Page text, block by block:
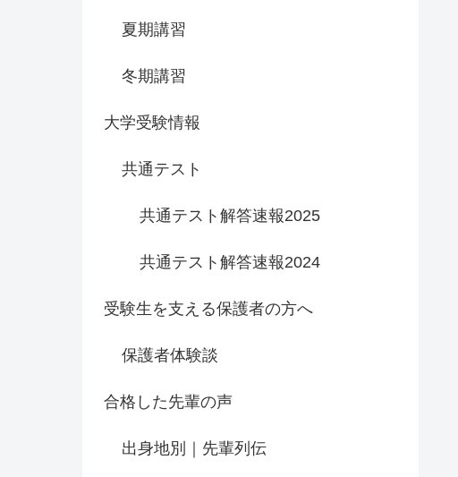
夏期講習
冬期講習
大学受験情報
共通テスト
共通テスト解答速報2025
共通テスト解答速報2024
受験生を支える保護者の方へ
保護者体験談
合格した先輩の声
出身地別｜先輩列伝